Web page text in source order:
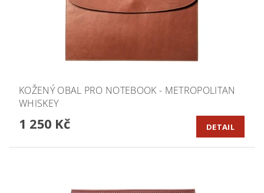
KOŽENÝ OBAL PRO NOTEBOOK - METROPOLITAN
WHISKEY
1 250 Kč DETAIL